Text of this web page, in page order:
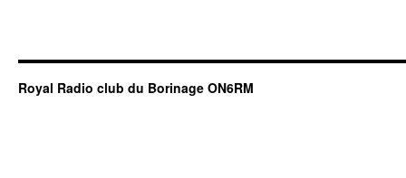
Royal Radio club du Borinage ON6RM